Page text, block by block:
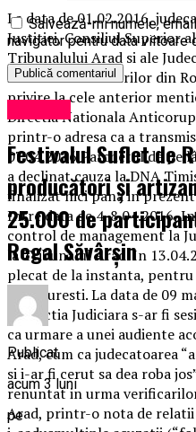
La data de 01.02.2016,
Justitiei, Consiliul Superior
Tribunalului Arad si ale
Nationala a Barourilor din
privire la cele anterior
Directia Nationala
printr-o adresa ca a
07.04.2016 Parchetul de pe
a declinat cauza la DNA
finalizat nici pana in
Intre data de 4-8.04.2016,
control de management la
la Tribunalul Arad. In
plecat de la instanta,
in Bucuresti. La data de 09
Inspectia Judiciara s-ar fi
ca urmare a unei audiente
Arad, cum ca judecatoarea
si i-ar fi cerut sa dea roba
renuntat in urma
Arad, printr-o nota de relatii
Salvează-mi numele,
navigator pentru data viitoare
Festivalul Suflet de
producători și
25.000 de
Regal Săvârșin
Publicat
acum 3 luni
pe